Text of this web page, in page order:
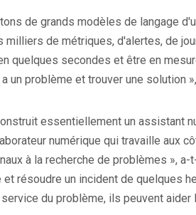
de grands modèles de langage
de métriques, d'alertes, de
quelques secondes et être en
un problème et trouver une solution
essentiellement un assistant
numérique qui travaille aux
à la recherche de problèmes »,
et résoudre un incident de quelques
du problème, ils peuvent